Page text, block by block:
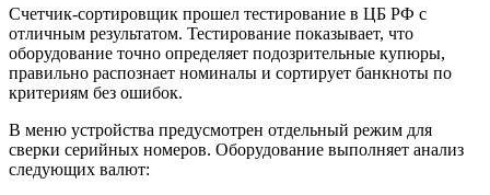
Счетчик-сортировщик прошел тестирование в ЦБ РФ с
отличным результатом. Тестирование показывает, что
оборудование точно определяет подозрительные купюры,
правильно распознает номиналы и сортирует банкноты по
критериям без ошибок.
В меню устройства предусмотрен отдельный режим для
сверки серийных номеров. Оборудование выполняет анализ
следующих валют: